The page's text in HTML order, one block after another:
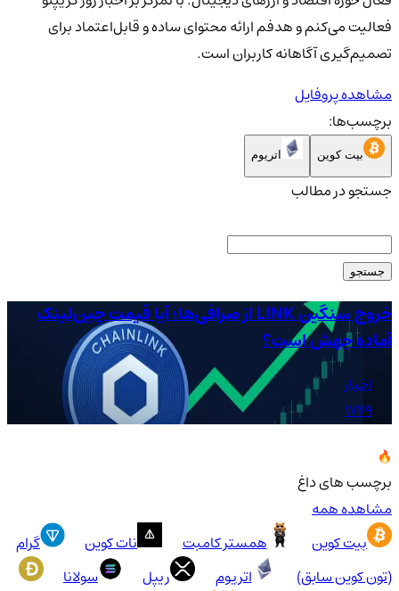
فعالیت می‌کنم و هدفم ارائه محتوای ساده و قابل‌اعتماد برای
تصمیم‌گیری آگاهانه کاربران است.
مشاهده پروفایل
برچسب‌ها:
بیت کوین اتریوم
جستجو در مطالب
جستجو
خروج سنگین LINK از صرافی‌ها؛ آیا قیمت چین‌لینک
آماده جهش است؟
اخبار
1749
برچسب های داغ
مشاهده همه
بیت کوین
همستر کامبت نات کوین
گرام
(تون کوین سابق)
اتریوم ریپل
سولانا